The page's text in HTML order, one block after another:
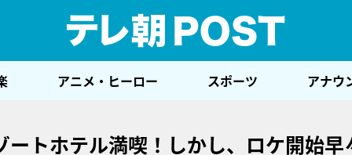
アニメ・ヒーロー スポーツ アナウ
トホテル満喫！しかし、ロケ開始早